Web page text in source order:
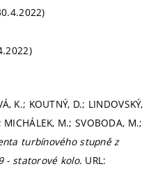
K.; KOUTNÝ, D.; LINDOVSKÝ,
MICHÁLEK, M.; SVOBODA, M.;
turbínového stupně z
- statorové kolo. URL: